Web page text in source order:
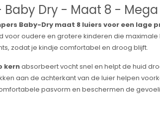
Dry - Maat 8 - Mega
Baby-Dry maat 8 luiers voor een lage
voor oudere en grotere kinderen die
zodat je kindje comfortabel en droog blijft.
kernabsorbeert vocht snel en helpt de huid
aan de achterkant van de luier helpen
pasvorm en beschermen de